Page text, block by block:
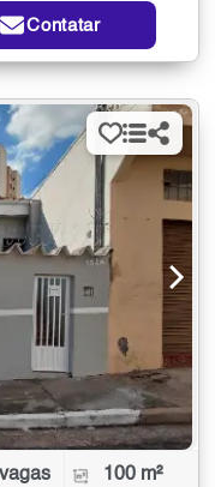
Contatar
100 m²